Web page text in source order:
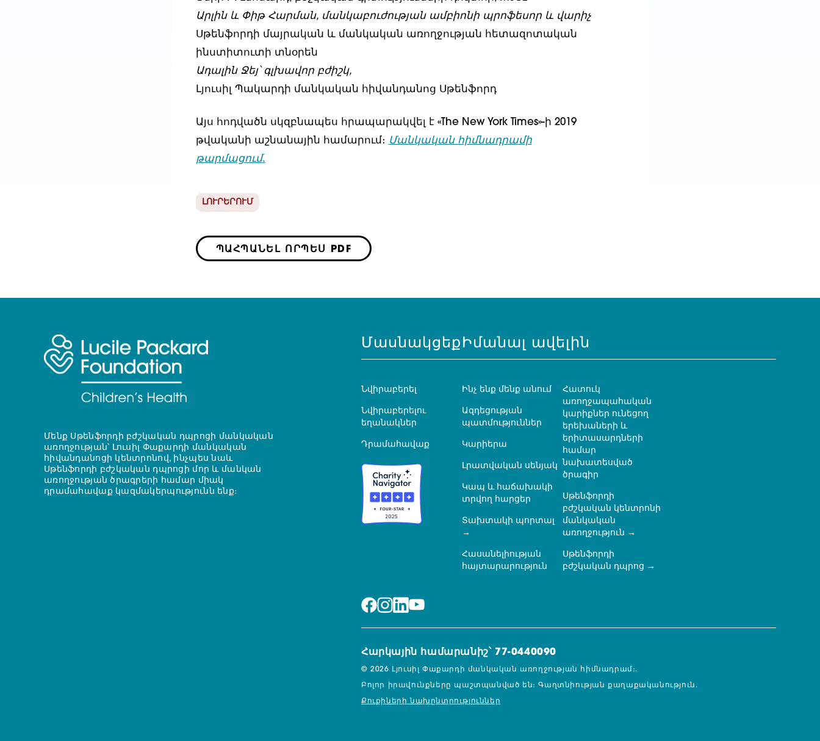
Արլին և Փիթ Հարման, մանկաբուժության ամբիոնի պրոֆեսոր և վարիչ
Սթենֆորդի մայրական և մանկական առողջության հետազոտական
ինստիտուտի տնօրեն
Ադալին Ջեյ՝ գլխավոր բժիշկ,
Լյուսիլ Պակարդի մանկական հիվանդանոց Սթենֆորդ
Այս հոդվածն սկզբնապես հրապարակվել է «The New York Times»-ի 2019
թվականի աշնանային համարում։ Մանկական հիմնադրամի
թարմացում.
ԼՈՒՐԵՐՈՒՄ
ՊԱՀՊԱՆԵԼ ՈՐՊԵՍ PDF
Մենք Սթենֆորդի բժշկական դպրոցի մանկական
առողջության՝ Լուսիլ Փաքարդի մանկական
հիվանդանոցի կենտրոնով, ինչպես նաև
Սթենֆորդի բժշկական դպրոցի մոր և մանկան
առողջության ծրագրերի համար միակ
դրամահավաք կազմակերպությունն ենք։
Մասնակցեք
Նվիրաբերել
Նվիրաբերելու
եղանակներ
Դրամահավաք
Իմանալ ավելին
Ինչ ենք մենք անում
Ազդեցության
պատմություններ
Կարիերա
Լրատվական սենյակ
Կապ և հաճախակի
տրվող հարցեր
Տախտակի պորտալ
Հասանելիության
հայտարարություն
Հատուկ
առողջապահական
կարիքներ ունեցող
երեխաների և
երիտասարդների
համար
նախատեսված
ծրագիր
Սթենֆորդի
բժշկական կենտրոնի
մանկական
առողջություն
Սթենֆորդի
բժշկական դպրոց
Հարկային համարանիշ՝ 77-0440090
© 2026 Լյուսիլ Փաքարդի մանկական առողջության հիմնադրամ։.
Բոլոր իրավունքները պաշտպանված են։Գաղտնիության քաղաքականություն.
Քուքիների նախընտրություններ